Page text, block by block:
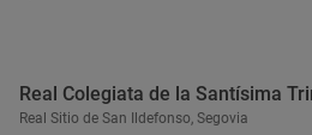
Real Colegiata de la Santísima
Real Sitio de San Ildefonso, Segovia